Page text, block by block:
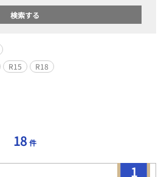
R15 R18
18 件
1